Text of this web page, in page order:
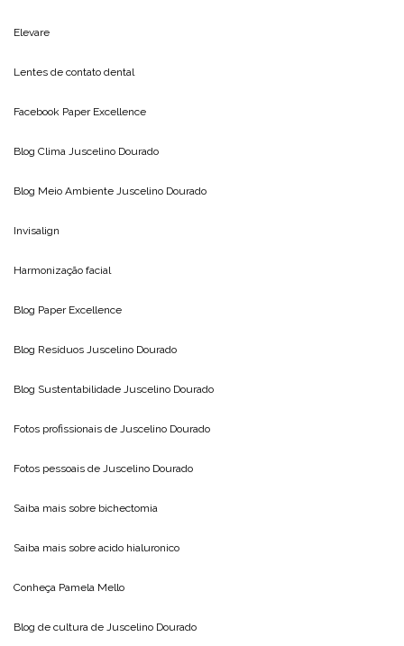
Elevare
Lentes de contato dental
Facebook Paper Excellence
Blog Clima Juscelino Dourado
Blog Meio Ambiente Juscelino Dourado
Invisalign
Harmonização facial
Blog Paper Excellence
Blog Resíduos Juscelino Dourado
Blog Sustentabilidade Juscelino Dourado
Fotos profissionais de Juscelino Dourado
Fotos pessoais de Juscelino Dourado
Saiba mais sobre bichectomia
Saiba mais sobre acido hialuronico
Conheça Pamela Mello
Blog de cultura de Juscelino Dourado